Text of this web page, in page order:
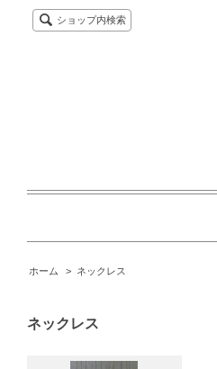
ショップ内検索
ホーム > ネックレス
ネックレス